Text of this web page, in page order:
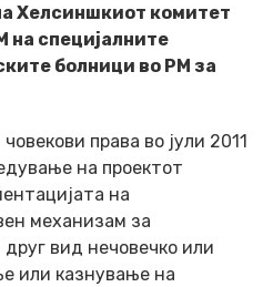
Хелсиншкиот комитет
на специјалните
болници во РМ за
права во јули 2011
на проектот
на
механизам за
вид нечовечко или
или казнување на